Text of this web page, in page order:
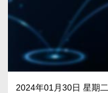
2024年01月30日 星期二